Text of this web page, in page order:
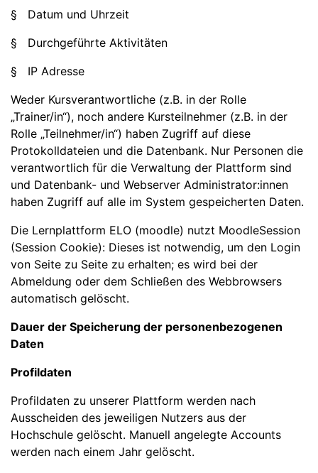
§ Datum und Uhrzeit
§ Durchgeführte Aktivitäten
§ IP Adresse
Weder Kursverantwortliche (z.B. in der Rolle
„Trainer/in“), noch andere Kursteilnehmer (z.B. in der
Rolle „Teilnehmer/in“) haben Zugriff auf diese
Protokolldateien und die Datenbank. Nur Personen die
verantwortlich für die Verwaltung der Plattform sind
und Datenbank- und Webserver Administrator:innen
haben Zugriff auf alle im System gespeicherten Daten.
Die Lernplattform ELO (moodle) nutzt MoodleSession
(Session Cookie): Dieses ist notwendig, um den Login
von Seite zu Seite zu erhalten; es wird bei der
Abmeldung oder dem Schließen des Webbrowsers
automatisch gelöscht.
Dauer der Speicherung der personenbezogenen
Daten
Profildaten
Profildaten zu unserer Plattform werden nach
Ausscheiden des jeweiligen Nutzers aus der
Hochschule gelöscht. Manuell angelegte Accounts
werden nach einem Jahr gelöscht.